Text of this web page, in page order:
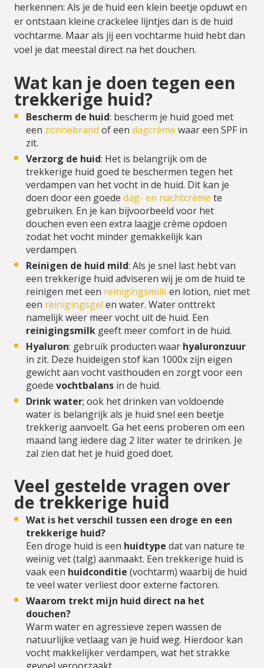
herkennen: Als je de huid een klein beetje opduwt en
er ontstaan kleine crackelee lijntjes dan is de huid
vochtarme. Maar als jij een vochtarme huid hebt dan
voel je dat meestal direct na het douchen.
Wat kan je doen tegen een
trekkerige huid?
Bescherm de huid: bescherm je huid goed met
een zonnebrand of een dagcrème waar een SPF in
zit.
Verzorg de huid: Het is belangrijk om de
trekkerige huid goed te beschermen tegen het
verdampen van het vocht in de huid. Dit kan je
doen door een goede dag- en nachtcrème te
gebruiken. En je kan bijvoorbeeld voor het
douchen even een extra laagje crème opdoen
zodat het vocht minder gemakkelijk kan
verdampen.
Reinigen de huid mild: Als je snel last hebt van
een trekkerige huid adviseren wij je om de huid te
reinigen met een reinigingsmilken lotion, niet met
een reinigingsgel en water. Water onttrekt
namelijk weer meer vocht uit de huid. Een
reinigingsmilk geeft meer comfort in de huid.
Hyaluron: gebruik producten waar hyaluronzuur
in zit. Deze huideigen stof kan 1000x zijn eigen
gewicht aan vocht vasthouden en zorgt voor een
goede vochtbalans in de huid.
Drink water; ook het drinken van voldoende
water is belangrijk als je huid snel een beetje
trekkerig aanvoelt. Ga het eens proberen om een
maand lang iedere dag 2 liter water te drinken. Je
zal zien dat het je huid goed doet.
Veel gestelde vragen over
de trekkerige huid
Wat is het verschil tussen een droge en een
trekkerige huid?
Een droge huid is een huidtype dat van nature te
weinig vet (talg) aanmaakt. Een trekkerige huid is
vaak een huidconditie (vochtarm) waarbij de huid
te veel water verliest door externe factoren.
Waarom trekt mijn huid direct na het
douchen?
Warm water en agressieve zepen wassen de
natuurlijke vetlaag van je huid weg. Hierdoor kan
vocht makkelijker verdampen, wat het strakke